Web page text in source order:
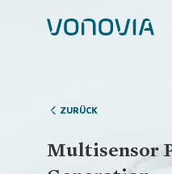
Zuhause finden
ZURÜCK
Multisensor